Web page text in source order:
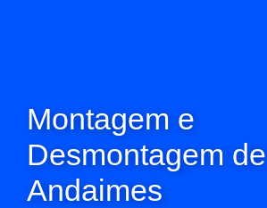
Montagem e
Desmontagem de
Andaimes